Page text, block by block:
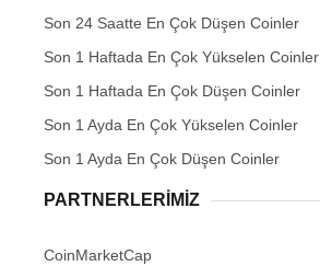
Son 24 Saatte En Çok Düşen Coinler
Son 1 Haftada En Çok Yükselen Coinler
Son 1 Haftada En Çok Düşen Coinler
Son 1 Ayda En Çok Yükselen Coinler
Son 1 Ayda En Çok Düşen Coinler
PARTNERLERIMIZ
CoinMarketCap